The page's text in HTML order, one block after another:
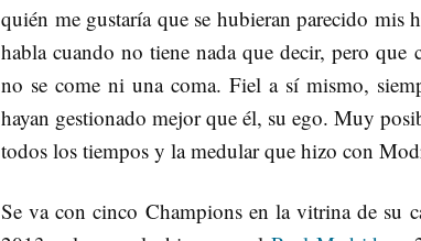
quién me gustaría que se hubieran parecido
habla cuando no tiene nada que decir, pero
no se come ni una coma. Fiel a sí mismo,
hayan gestionado mejor que él, su ego. Muy
todos los tiempos y la medular que hizo con
Se va con cinco Champions en la vitrina de su